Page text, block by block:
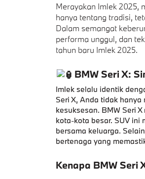
Merayakan Imlek 2025,
hanya tentang tradisi,
Dalam semangat
performa unggul, dan
tahun baru Imlek 2025.
BMW Seri X:
Imlek selalu identik
Seri X, Anda tidak
kesuksesan. BMW Seri
kota-kota besar. SUV ini
bersama keluarga.
bertenaga yang
Kenapa BMW Seri